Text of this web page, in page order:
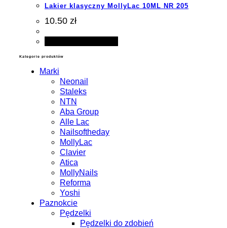
Lakier klasyczny MollyLac 10ML NR 205
10.50 zł
Kategorie produktów
Marki
Neonail
Staleks
NTN
Aba Group
Alle Lac
Nailsoftheday
MollyLac
Clavier
Atica
MollyNails
Reforma
Yoshi
Paznokcie
Pędzelki
Pędzelki do zdobień